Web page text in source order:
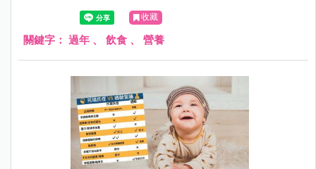
窒息的意外發生，這一點父母跟家長長輩們，要特別留意還
有事先跟長輩溝通好。
收藏
關鍵字： 過年 、 飲食 、 營養